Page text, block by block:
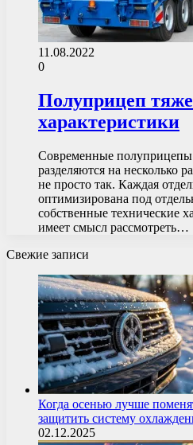
11.08.2022
0
Полуприцеп
характеристики
Современные полуприцепы
разделяются на несколько
не просто так. Каждая
оптимизирована под
собственные технические
имеет смысл рассмотреть…
Свежие записи
Когда осенью лучше
защитить систему
02.12.2025